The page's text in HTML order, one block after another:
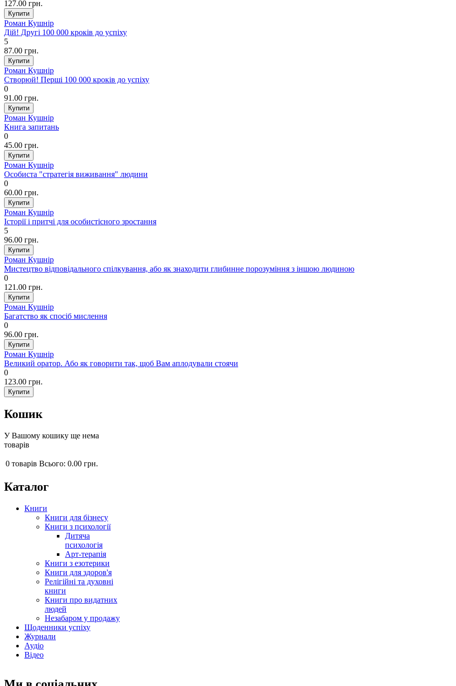
127.00 грн.
Роман Кушнір
Дій! Другі 100 000 кроків до успіху
5
87.00 грн.
Роман Кушнір
Створюй! Перші 100 000 кроків до успіху
0
91.00 грн.
Роман Кушнір
Книга запитань
0
45.00 грн.
Роман Кушнір
Особиста "стратегія виживання" людини
0
60.00 грн.
Роман Кушнір
Історії і притчі для особистісного зростання
5
96.00 грн.
Роман Кушнір
Мистецтво відповідального спілкування, або як знаходити глибинне порозуміння з іншою людиною
0
121.00 грн.
Роман Кушнір
Багатство як спосіб мислення
0
96.00 грн.
Роман Кушнір
Великий оратор. Або як говорити так, щоб Вам аплодували стоячи
0
123.00 грн.
Кошик
У Вашому кошику ще нема
товарів
0 товарів Всього: 0.00 грн.
Каталог
Книги
Книги для бізнесу
Книги з психології
Дитяча
психологія
Арт-терапія
Книги з езотерики
Книги для здоров'я
Релігійні та духовні
книги
Книги про видатних
людей
Незабаром у продажу
Щоденники успіху
Журнали
Аудіо
Відео